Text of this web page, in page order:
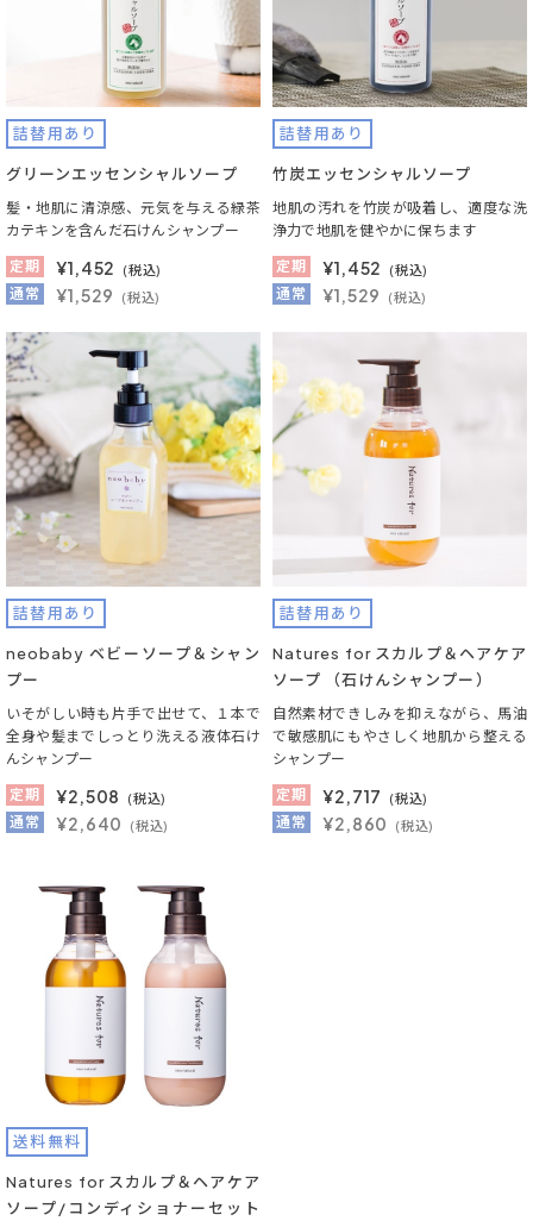
詰替用あり
グリーンエッセンシャルソープ
髪・地肌に清涼感、元気を与える緑茶
カテキンを含んだ石けんシャンプー
定期
¥1,452 (税込)
通常 ¥1,529 (税込)
詰替用あり
竹炭エッセンシャルソープ
地肌の汚れを竹炭が吸着し、適度な洗
浄力で地肌を健やかに保ちます
定期
¥1,452 (税込)
通常 ¥1,529 (税込)
詰替用あり
neobaby ベビーソープ＆シャン
プー
いそがしい時も片手で出せて、１本で
全身や髪までしっとり洗える液体石け
んシャンプー
定期
¥2,508 (税込)
通常 ¥2,640 (税込)
詰替用あり
Natures for スカルプ＆ヘアケア
ソープ （石けんシャンプー）
自然素材できしみを抑えながら、馬油
で敏感肌にもやさしく地肌から整える
シャンプー
定期
¥2,717 (税込)
通常 ¥2,860 (税込)
送料無料
Natures for スカルプ＆ヘアケア
ソープ/コンディショナーセット